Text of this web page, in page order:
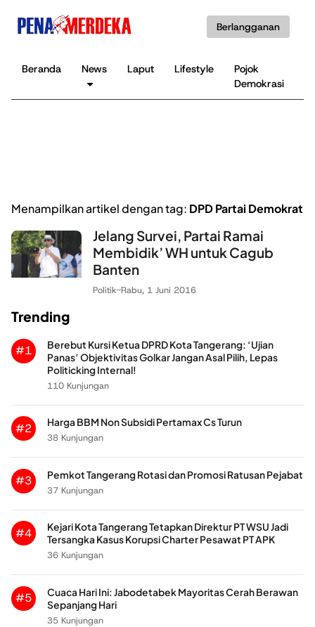
Berlangganan
Beranda News Laput Lifestyle
Pojok
Demokrasi
Menampilkan artikel dengan tag: DPD Partai Demokrat
Jelang Survei, Partai Ramai
Membidik’ WH untuk Cagub
Banten
Politik-Rabu, 1 Juni 2016
Trending
#1
Berebut Kursi Ketua DPRD Kota Tangerang: ‘Ujian
Panas’ Objektivitas Golkar Jangan Asal Pilih, Lepas
Politicking Internal!
110 Kunjungan
#2
Harga BBM Non Subsidi Pertamax Cs Turun
38 Kunjungan
#3
Pemkot Tangerang Rotasi dan Promosi Ratusan Pejabat
37 Kunjungan
#4
Kejari Kota Tangerang Tetapkan Direktur PT WSU Jadi
Tersangka Kasus Korupsi Charter Pesawat PT APK
36 Kunjungan
#5
Cuaca Hari Ini: Jabodetabek Mayoritas Cerah Berawan
Sepanjang Hari
35 Kunjungan